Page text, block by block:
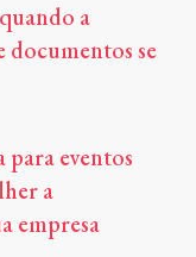
a
documentos se
eventos
a
empresa